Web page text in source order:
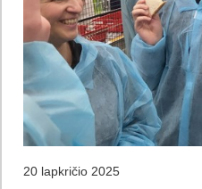
20 lapkričio 2025